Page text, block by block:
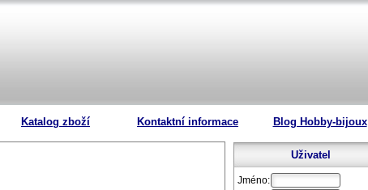
Katalog zboží Kontaktní informace Blog Hobby-bijoux
Uživatel
Jméno: